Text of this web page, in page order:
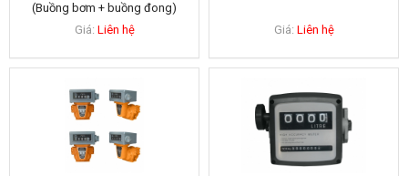
(Buồng bơm + buồng đong)
Giá: Liên hệ Giá: Liên hệ